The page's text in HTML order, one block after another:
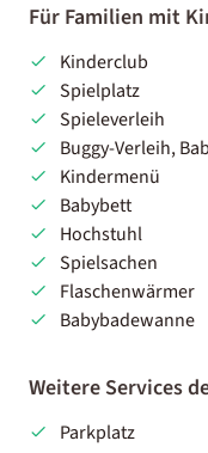
Für Familien mit
Kinderclub
Spielplatz
Spieleverleih
Buggy-Verleih,
Kindermenü
Babybett
Hochstuhl
Spielsachen
Flaschenwärmer
Babybadewanne
Weitere Services
Parkplatz